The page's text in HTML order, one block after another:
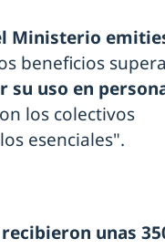
Ministerio
beneficios
su uso en
los colectivos
esenciales".
unas